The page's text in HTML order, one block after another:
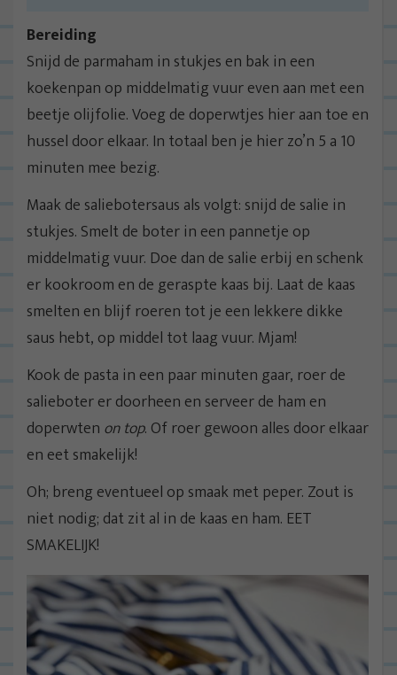
Bereiding
Snijd de parmaham in stukjes en bak in een
koekenpan op middelmatig vuur even aan met een
beetje olijfolie. Voeg de doperwtjes hier aan toe en
hussel door elkaar. In totaal ben je hier zo’n 5 a 10
minuten mee bezig.
Maak de saliebotersaus als volgt: snijd de salie in
stukjes. Smelt de boter in een pannetje op
middelmatig vuur. Doe dan de salie erbij en schenk
er kookroom en de geraspte kaas bij. Laat de kaas
smelten en blijf roeren tot je een lekkere dikke
saus hebt, op middel tot laag vuur. Mjam!
Kook de pasta in een paar minuten gaar, roer de
salieboter er doorheen en serveer de ham en
doperwten on top. Of roer gewoon alles door elkaar
en eet smakelijk!
Oh; breng eventueel op smaak met peper. Zout is
niet nodig; dat zit al in de kaas en ham. EET
SMAKELIJK!